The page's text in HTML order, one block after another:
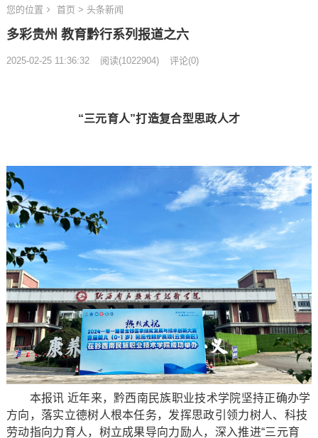
您的位置 首页 > 头条新闻
多彩贵州 教育黔行系列报道之六​​​​​​​
2025-02-25 11:36:32 阅读(1022904) 评论(0)
“三元育人”打造复合型思政人才
本报讯 近年来，黔西南民族职业技术学院坚持正确办学
方向，落实立德树人根本任务，发挥思政引领力树人、科技
劳动指向力育人，树立成果导向力励人，深入推进“三元育